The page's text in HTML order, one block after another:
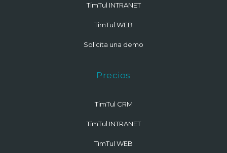
TimTul INTRANET
TimTul WEB
Solicita una demo
Precios
TimTul CRM
TimTul INTRANET
TimTul WEB